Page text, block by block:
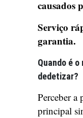
causados
Serviço
garantia.
Quando é
dedetizar?
Perceber a
principal